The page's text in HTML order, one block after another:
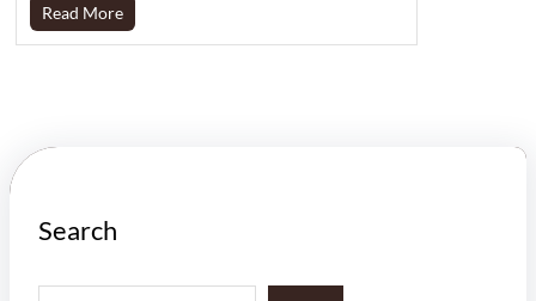
Read More
Search